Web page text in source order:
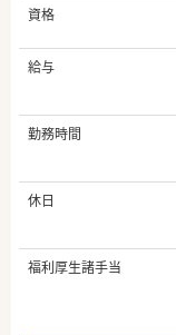
資格
給与
勤務時間
休日
福利厚生諸手当